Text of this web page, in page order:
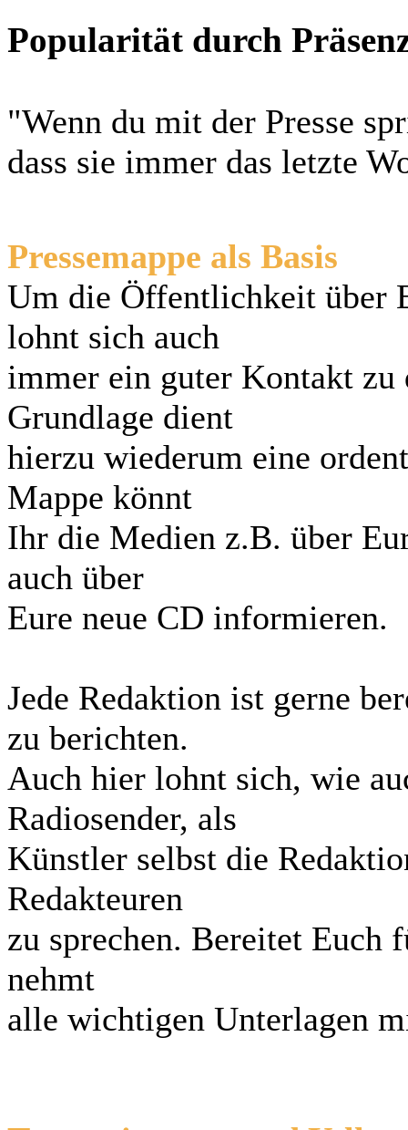
Popularität durch
"Wenn du mit der Presse
dass sie immer das letzte
Pressemappe als Basis
Um die Öffentlichkeit über
lohnt sich auch
immer ein guter Kontakt
Grundlage dient
hierzu wiederum eine
Mappe könnt
Ihr die Medien z.B. über
auch über
Eure neue CD informieren.
Jede Redaktion ist gerne
zu berichten.
Auch hier lohnt sich, wie
Radiosender, als
Künstler selbst die
Redakteuren
zu sprechen. Bereitet Euch
nehmt
alle wichtigen Unterlagen